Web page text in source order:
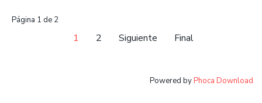
Página 1 de 2
1 2 Siguiente Final
Powered by Phoca Download